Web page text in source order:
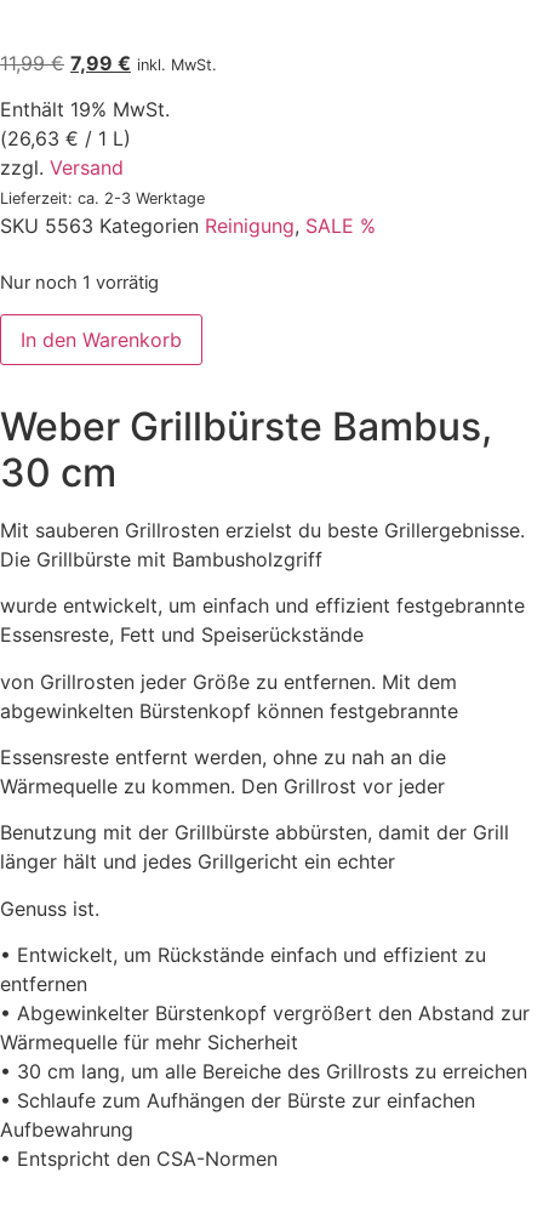
11,99€ Ursprünglicher
war:
11,99 €
7,99 € Aktueller
ist:
inkl. MwSt.
Enthält 19% MwSt.
(26,63 € / 1 L)
zzgl. Versand
Lieferzeit: ca. 2-3 Werktage
SKU 5563 Kategorien Reinigung, SALE %
Nur noch 1 vorrätig
Weber
Grillbürste
Bambus,
Menge
In den Warenkorb
Weber Grillbürste Bambus,
30 cm
Mit sauberen Grillrosten erzielst du beste Grillergebnisse.
Die Grillbürste mit Bambusholzgriff
wurde entwickelt, um einfach und effizient festgebrannte
Essensreste, Fett und Speiserückstände
von Grillrosten jeder Größe zu entfernen. Mit dem
abgewinkelten Bürstenkopf können festgebrannte
Essensreste entfernt werden, ohne zu nah an die
Wärmequelle zu kommen. Den Grillrost vor jeder
Benutzung mit der Grillbürste abbürsten, damit der Grill
länger hält und jedes Grillgericht ein echter
Genuss ist.
• Entwickelt, um Rückstände einfach und effizient zu
entfernen
• Abgewinkelter Bürstenkopf vergrößert den Abstand zur
Wärmequelle für mehr Sicherheit
• 30 cm lang, um alle Bereiche des Grillrosts zu erreichen
• Schlaufe zum Aufhängen der Bürste zur einfachen
Aufbewahrung
• Entspricht den CSA-Normen